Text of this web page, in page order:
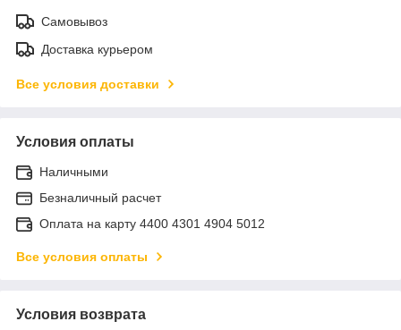
Самовывоз
Доставка курьером
Все условия доставки
Условия оплаты
Наличными
Безналичный расчет
Оплата на карту 4400 4301 4904 5012
Все условия оплаты
Условия возврата